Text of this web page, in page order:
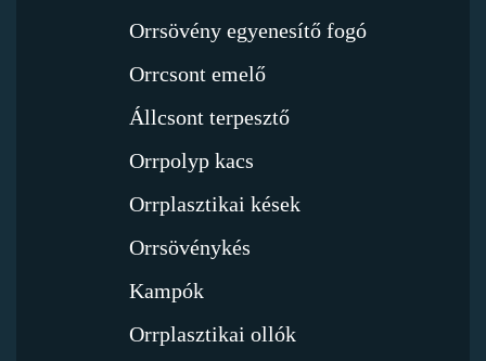
Orrsövény egyenesítő fogó
Orrcsont emelő
Állcsont terpesztő
Orrpolyp kacs
Orrplasztikai kések
Orrsövénykés
Kampók
Orrplasztikai ollók